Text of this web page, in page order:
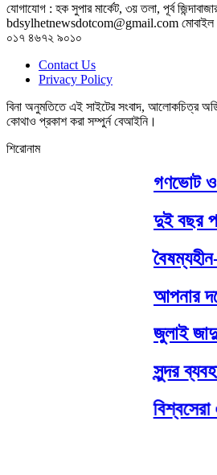
যোগাযোগ : হক সুপার মার্কেট, ৩য় তলা, পূর্ব
bdsylhetnewsdotcom@gmail.com
০১৭ ৪৬৭২ ৯০১০
Contact Us
Privacy Policy
বিনা অনুমতিতে এই সাইটের সংবাদ, আলোকচিত্র
কোথাও প্রকাশ করা সম্পুর্ন বেআইনি।
শিরোনাম
গণভোট ও
দুই বছর
আপনার
জুলাই
সুন্দর